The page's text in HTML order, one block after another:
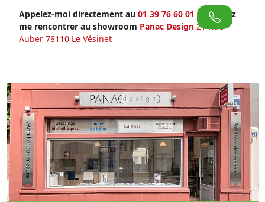
Appelez-moi directement au 01 39 76 60 01 ou venez
me rencontrer au showroom Panac Design 21 Rue
Auber 78110 Le Vésinet